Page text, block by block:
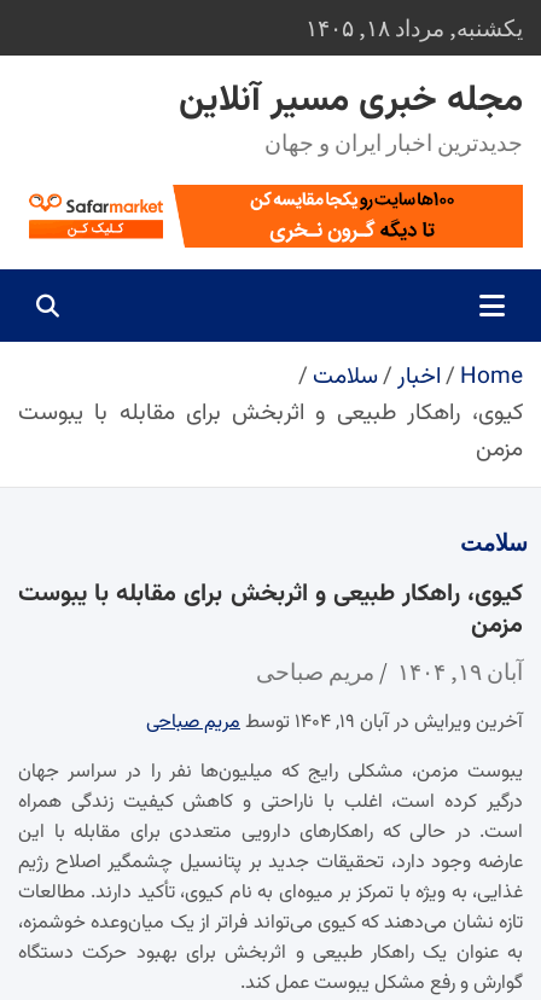
Skip
to
content
یکشنبه, مرداد ۱۸, ۱۴۰۵
مجله خبری مسیر آنلاین
جدیدترین اخبار ایران و جهان
Home اخبار
سلامت
کیوی، راهکار طبیعی و اثربخش برای مقابله با یبوست
مزمن
سلامت
کیوی، راهکار طبیعی و اثربخش برای مقابله با یبوست
مزمن
آبان ۱۹, ۱۴۰۴ مریم صباحی
آخرین ویرایش در آبان ۱۹, ۱۴۰۴ توسط
مریم صباحی
یبوست مزمن، مشکلی رایج که میلیون‌ها نفر را در سراسر جهان
درگیر کرده است، اغلب با ناراحتی و کاهش کیفیت زندگی همراه
است. در حالی که راهکارهای دارویی متعددی برای مقابله با این
عارضه وجود دارد، تحقیقات جدید بر پتانسیل چشمگیر اصلاح رژیم
غذایی، به ویژه با تمرکز بر میوه‌ای به نام کیوی، تأکید دارند. مطالعات
تازه نشان می‌دهند که کیوی می‌تواند فراتر از یک میان‌وعده خوشمزه،
به عنوان یک راهکار طبیعی و اثربخش برای بهبود حرکت دستگاه
گوارش و رفع مشکل یبوست عمل کند.